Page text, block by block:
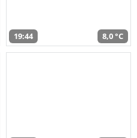
19:44 8,0 °C